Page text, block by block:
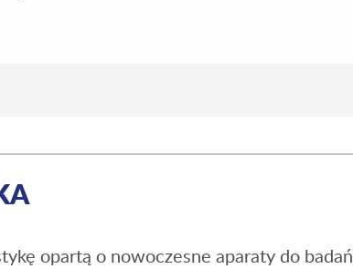
opartą o nowoczesne aparaty do badań